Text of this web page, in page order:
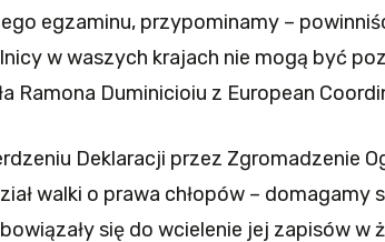
egzaminu, przypominamy –
w waszych krajach nie mogą być
Ramona Duminicioiu z European
Deklaracji przez Zgromadzenie
walki o prawa chłopów – domagamy
się do wcielenie jej zapisów